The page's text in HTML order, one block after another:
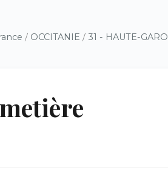
/ OCCITANIE / 31 - HAUTE-